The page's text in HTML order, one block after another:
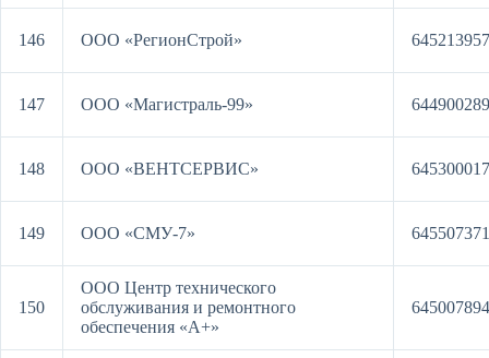
146 ООО «РегионСтрой»
147 ООО «Магистраль-99»
148 ООО «ВЕНТСЕРВИС»
149 ООО «СМУ-7»
150
ООО Центр технического
обслуживания и ремонтного
обеспечения «А+»